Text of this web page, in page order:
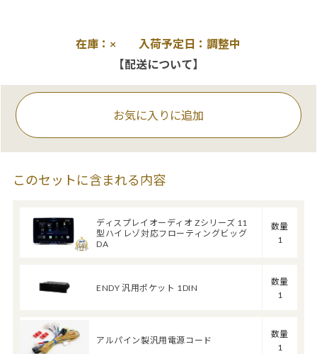
在庫：× 入荷予定日：調整中
【配送について】
お気に入りに追加
このセットに含まれる内容
ディスプレイオーディオ Zシリーズ 11
型ハイレゾ対応フローティングビッグ
DA
数量
1
ENDY 汎用ポケット 1DIN
数量
1
アルパイン製汎用電源コード
数量
1